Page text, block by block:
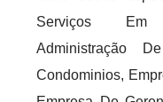
Serviços Em
Administração
Condominios,